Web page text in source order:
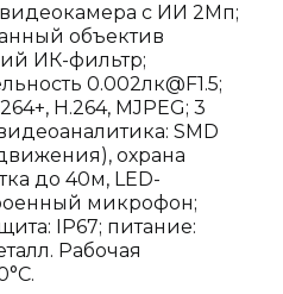
с ИИ 2Мп;
объектив
ИК-фильтр;
0.002лк@F1.5;
H.264, MJPEG; 3
SMD
охрана
до 40м, LED-
микрофон;
IP67; питание:
Рабочая